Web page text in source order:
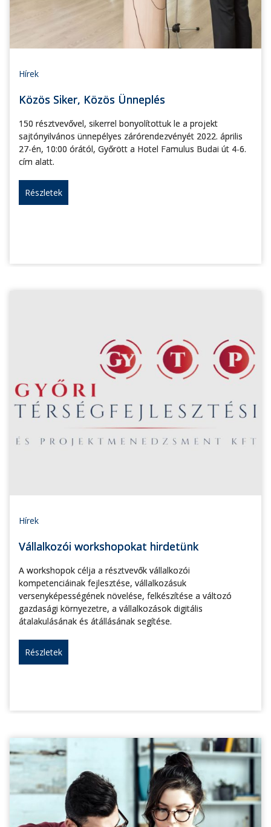
Hírek
Közös Siker, Közös Ünneplés
150 résztvevővel, sikerrel bonyolítottuk le a projekt
sajtónyilvános ünnepélyes zárórendezvényét 2022. április
27-én, 10:00 órától, Győrött a Hotel Famulus Budai út 4-6.
cím alatt.
Részletek
Hírek
Vállalkozói workshopokat hirdetünk
A workshopok célja a résztvevők vállalkozói
kompetenciáinak fejlesztése, vállalkozásuk
versenyképességének növelése, felkészítése a változó
gazdasági környezetre, a vállalkozások digitális
átalakulásának és átállásának segítése.
Részletek